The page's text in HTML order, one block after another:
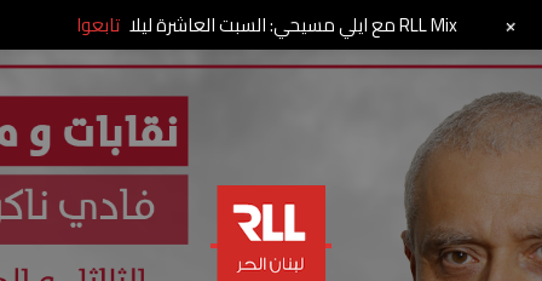
نقابات ومصالح
RLL Mix مع ايلي مسيحي: السبت العاشرة ليلا تابعوا +